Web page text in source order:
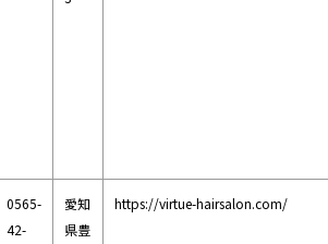
0565-
42-
愛知
県豊
https://virtue-hairsalon.com/